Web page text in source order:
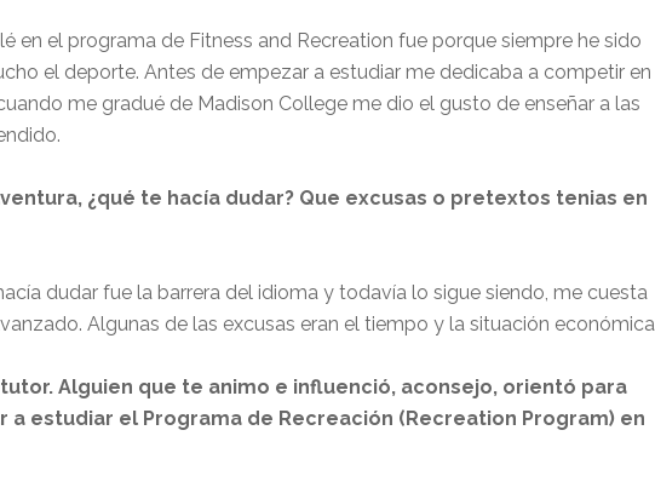
en el programa de Fitness and Recreation fue porque siempre he sido
el deporte. Antes de empezar a estudiar me dedicaba a competir en
me gradué de Madison College me dio el gusto de enseñar a las
¿qué te hacía dudar? Que excusas o pretextos tenias en
dudar fue la barrera del idioma y todavía lo sigue siendo, me cuesta
Algunas de las excusas eran el tiempo y la situación
Alguien que te animo e influenció, aconsejo, orientó para
a estudiar el Programa de Recreación (Recreation Program) en